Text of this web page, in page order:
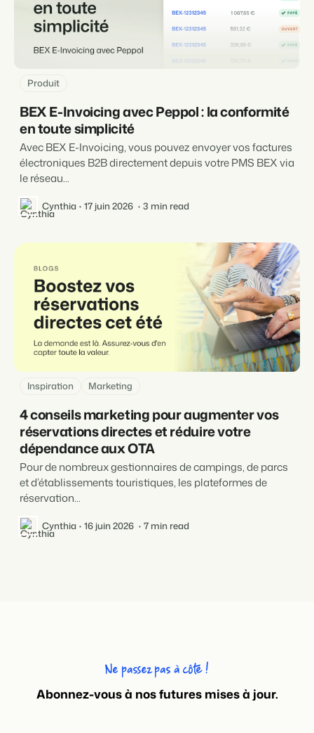
Produit
BEX E-Invoicing avec Peppol : la conformité
en toute simplicité
Avec BEX E-Invoicing, vous pouvez envoyer vos factures
électroniques B2B directement depuis votre PMS BEX via
le réseau...
Cynthia 17 juin 2026 3 min read
Inspiration Marketing
4 conseils marketing pour augmenter vos
réservations directes et réduire votre
dépendance aux OTA
Pour de nombreux gestionnaires de campings, de parcs
et d’établissements touristiques, les plateformes de
réservation...
Cynthia 16 juin 2026 7 min read
Ne passez pas à côté !
Abonnez-vous à nos futures mises à jour.